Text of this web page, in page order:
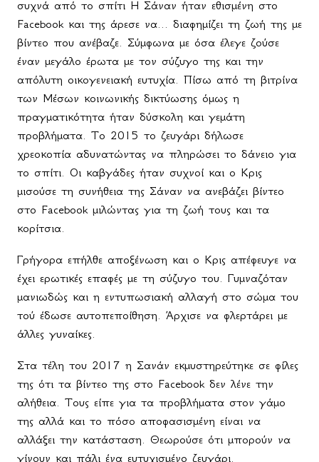
συχνά από το σπίτι Η Σάναν ήταν εθισμένη στο
Facebook και της άρεσε να... διαφημίζει τη ζωή της με
βίντεο που ανέβαζε. Σύμφωνα με όσα έλεγε ζούσε
έναν μεγάλο έρωτα με τον σύζυγο της και την
απόλυτη οικογενειακή ευτυχία. Πίσω από τη βιτρίνα
των Μέσων κοινωνικής δικτύωσης όμως η
πραγματικότητα ήταν δύσκολη και γεμάτη
προβλήματα. Το 2015 το ζευγάρι δήλωσε
χρεοκοπία αδυνατώντας να πληρώσει το δάνειο για
το σπίτι. Οι καβγάδες ήταν συχνοί και ο Κρις
μισούσε τη συνήθεια της Σάναν να ανεβάζει βίντεο
στο Facebook μιλώντας για τη ζωή τους και τα
κορίτσια.
Γρήγορα επήλθε αποξένωση και ο Κρις απέφευγε να
έχει ερωτικές επαφές με τη σύζυγο του. Γυμναζόταν
μανιωδώς και η εντυπωσιακή αλλαγή στο σώμα του
τού έδωσε αυτοπεποίθηση. Άρχισε να φλερτάρει με
άλλες γυναίκες.
Στα τέλη του 2017 η Σανάν εκμυστηρεύτηκε σε φίλες
της ότι τα βίντεο της στο Facebook δεν λένε την
αλήθεια. Τους είπε για τα προβλήματα στον γάμο
της αλλά και το πόσο αποφασισμένη είναι να
αλλάξει την κατάσταση. Θεωρούσε ότι μπορούν να
γίνουν και πάλι ένα ευτυχισμένο ζευγάρι.